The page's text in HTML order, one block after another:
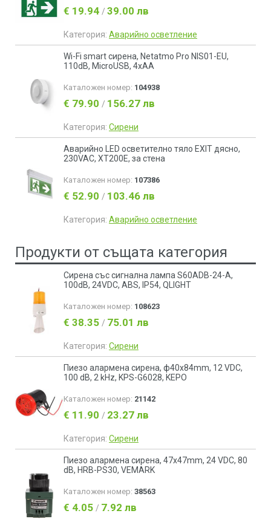
€ 19.94 / 39.00 лв
Категория: Аварийно осветление
Wi-Fi smart сирена, Netatmo Pro NIS01-EU,
110dB, MicroUSB, 4xAA
Каталожен номер: 104938
€ 79.90 / 156.27 лв
Категория: Сирени
Аварийно LED осветително тяло EXIT дясно,
230VAC, XT200E, за стена
Каталожен номер: 107386
€ 52.90 / 103.46 лв
Категория: Аварийно осветление
Продукти от същата категория
Сирена със сигнална лампа S60ADB-24-A,
100dB, 24VDC, ABS, IP54, QLIGHT
Каталожен номер: 108623
€ 38.35 / 75.01 лв
Категория: Сирени
Пиезо aлармена сирена, ф40x84mm, 12 VDC,
100 dB, 2 kHz, KPS-G6028, KEPO
Каталожен номер: 21142
€ 11.90 / 23.27 лв
Категория: Сирени
Пиезо алармена сирена, 47x47mm, 24 VDC, 80
dB, HRB-PS30, VEMARK
Каталожен номер: 38563
€ 4.05 / 7.92 лв